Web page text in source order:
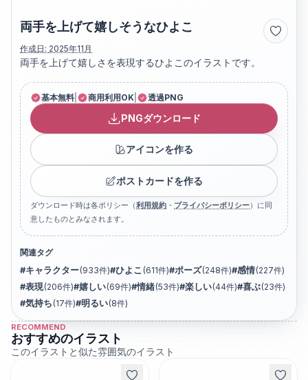
両手を上げて嬉しそうなひよこ
作成日: 2025年11月
両手を上げて嬉しさを表現するひよこのイラストです。
基本無料 商用利用OK 透過PNG
PNGダウンロード
アイコンを作る
ポストカードを作る
ダウンロード時は各ポリシー（利用規約 ・ プライバシーポリシー）に同
意したものとみなされます。
関連タグ
#キャラクター(933件)#ひよこ (611件)#ポーズ(248件)#感情(227件)
#表現(206件)#嬉しい(69件)#情緒(53件)#楽しい(44件)#喜ぶ(23件)
#気持ち (17件)#明るい(8件)
RECOMMEND
おすすめのイラスト
このイラストと似た雰囲気のイラスト